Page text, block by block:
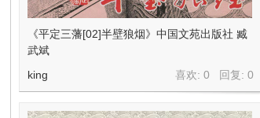
看
《平定三藩[02]半壁狼烟》中国文苑出版社 臧
武斌
喜欢: 0 回复:0
king